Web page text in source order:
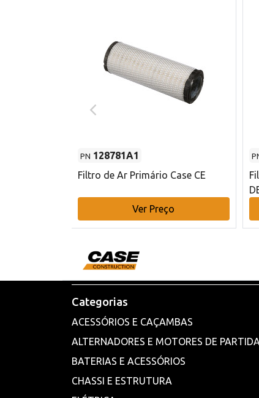
PN 128781A1
Filtro de Ar Primário Case CE
Ver Preço
Categorias
ACESSÓRIOS E CAÇAMBAS
ALTERNADORES E MOTORES DE PARTIDA
BATERIAS E ACESSÓRIOS
CHASSI E ESTRUTURA